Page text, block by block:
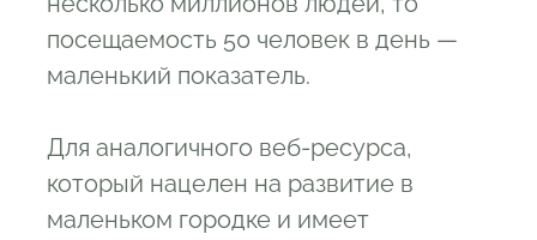
посещаемость 50 человек в день —
маленький показатель.
Для аналогичного веб-ресурса,
который нацелен на развитие в
маленьком городке и имеет